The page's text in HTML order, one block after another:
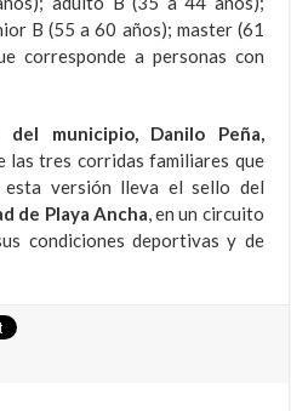
B (55 a 60 años); master (61
corresponde a personas con
municipio, Danilo Peña,
las tres corridas familiares que
versión lleva el sello del
de Playa Ancha, en un circuito
condiciones deportivas y de